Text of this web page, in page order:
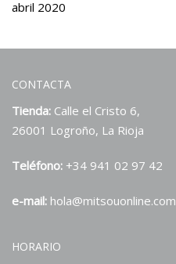
abril 2020
CONTACTA
Tienda: Calle el Cristo 6,
26001 Logroño, La Rioja
Teléfono: +34 941 02 97 42
e-mail: hola@mitsouonline.com
HORARIO